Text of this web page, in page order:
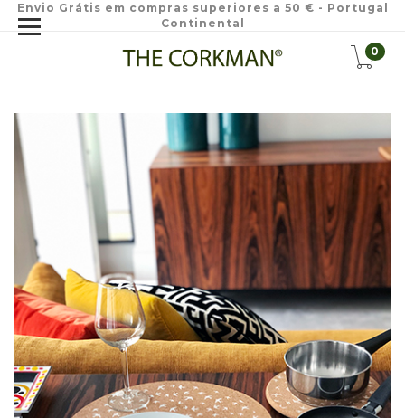
Envio Grátis em compras superiores a 50 € - Portugal
Continental
0